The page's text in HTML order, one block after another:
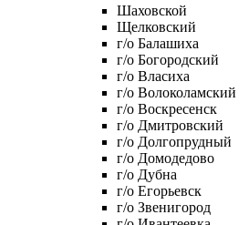
Шаховской
Щелковский
г/о Балашиха
г/о Богородский
г/о Власиха
г/о Волоколамский
г/о Воскресенск
г/о Дмитровский
г/о Долгопрудный
г/о Домодедово
г/о Дубна
г/о Егорьевск
г/о Звенигород